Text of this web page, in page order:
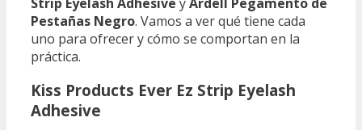
Pestañas Negro. Vamos a ver qué tiene cada
uno para ofrecer y cómo se comportan en la
práctica.
Kiss Products Ever Ez Strip Eyelash
Adhesive